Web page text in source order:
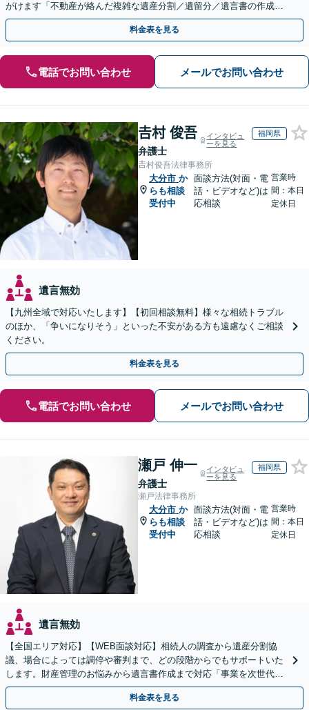
がけます「不動産が絡んだ複雑な遺産分割／遺留分／遺言書の作成・
執行／事業承継など、お任せください」【休日相談あり】
料金表を見る
電話でお問い合わせ メールでお問い合わせ
𠮷村 俊吾
弁護士
インタビュ
ーを見る
福岡県
𠮷村俊吾法律事務所
大分市 か
らも相談
受付中
面談方法(対面・電
話・ビデオなど)は
応相談
営業時
間：本日
定休日
遺言無効
【九州全域で対応いたします】【初回相談無料】様々な相続トラブル
のほか、「争いになりそう」といった不安がある方も遠慮なくご相談
ください。
料金表を見る
電話でお問い合わせ メールでお問い合わせ
瀬戸 伸一
弁護士
インタビュ
ーを見る
福岡県
瀬戸法律事務所
大分市 か
らも相談
受付中
面談方法(対面・電
話・ビデオなど)は
応相談
営業時
間：本日
定休日
遺言無効
【全国エリア対応】【WEB面談対応】相続人の調査から遺産分割協
議、場合によっては調停や審判まで、どの段階からでもサポートいた
します。財産管理のお悩みから遺言書作成まで対応「事業を次世代に
引き継ぐ安心の事業承継をサポート」【完全個室相談】
料金表を見る